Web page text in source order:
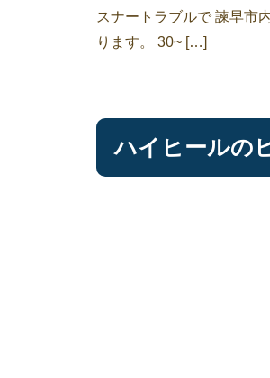
スナートラブルで 諫早市
ります。 30~ […]
ハイヒールの